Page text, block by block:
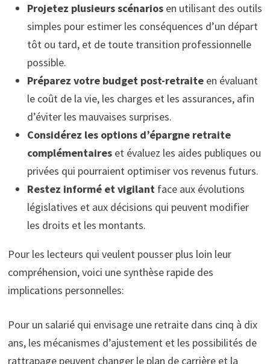
Projetez plusieurs scénariosen utilisant des outils
simples pour estimer les conséquences d’un départ
tôt ou tard, et de toute transition professionnelle
possible.
Préparez votre budget post-retraiteen évaluant
le coût de la vie, les charges et les assurances, afin
d’éviter les mauvaises surprises.
Considérez les options d’épargne retraite
complémentaireset évaluez les aides publiques ou
privées qui pourraient optimiser vos revenus futurs.
Restez informé et vigilantface aux évolutions
législatives et aux décisions qui peuvent modifier
les droits et les montants.
Pour les lecteurs qui veulent pousser plus loin leur
compréhension, voici une synthèse rapide des
implications personnelles:
Pour un salarié qui envisage une retraite dans cinq à dix
ans, les mécanismes d’ajustement et les possibilités de
rattrapage peuvent changer le plan de carrière et la